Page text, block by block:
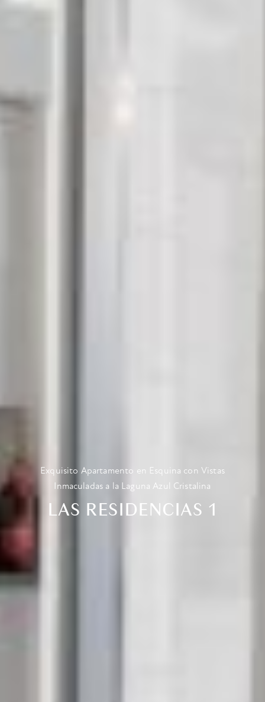
Exquisito Apartamento en Esquina con Vistas
Inmaculadas a la Laguna Azul Cristalina
LAS RESIDENCIAS 1